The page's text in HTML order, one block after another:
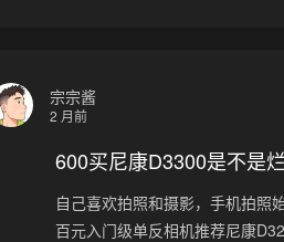
宗宗酱
2 月前
600买尼康D3300是不是
自己喜欢拍照和摄影，手机拍照
百元入门级单反相机推荐尼康